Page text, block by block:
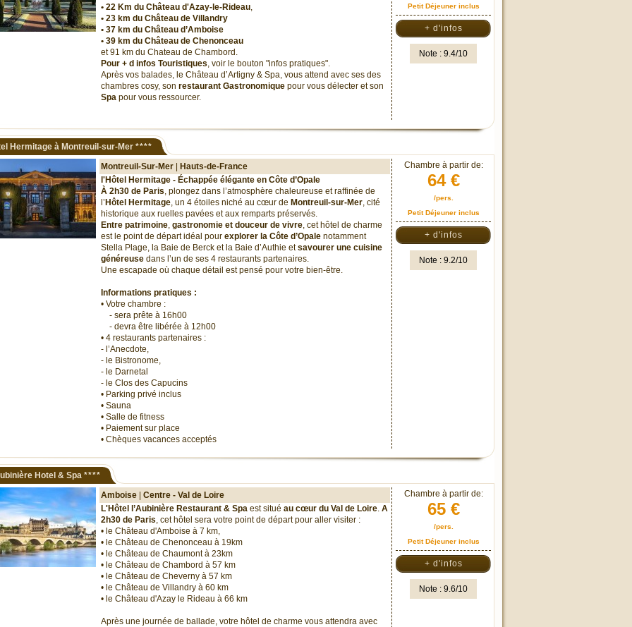
• 22 Km du Château d'Azay-le-Rideau,
• 23 km du Château de Villandry
• 37 km du Château d’Amboise
• 39 km du Château de Chenonceau
et 91 km du Chateau de Chambord.
Pour + d infos Touristiques, voir le bouton "infos pratiques".
Après vos balades, le Château d’Artigny & Spa, vous attend avec ses des
chambres cosy, son restaurant Gastronomique pour vous délecter et son
Spa pour vous ressourcer.
Petit Déjeuner inclus
+ d'infos
Note : 9.4/10
Hermitage à Montreuil-sur-Mer ****
Montreuil-Sur-Mer
Hauts-de-France
l'Hôtel Hermitage - Échappée élégante en Côte d’Opale
À 2h30 de Paris, plongez dans l’atmosphère chaleureuse et raffinée de
l’ Hôtel Hermitage, un 4 étoiles niché au cœur de Montreuil-sur-Mer, cité
historique aux ruelles pavées et aux remparts préservés.
Entre patrimoine, gastronomie et douceur de vivre, cet hôtel de charme
est le point de départ idéal pour explorer la Côte d’Opale notamment
Stella Plage, la Baie de Berck et la Baie d’Authie etsavourer une cuisine
généreuse dans l’un de ses 4 restaurants partenaires.
Une escapade où chaque détail est pensé pour votre bien-être.
Informations pratiques :
• Votre chambre :
- sera prête à 16h00
- devra être libérée à 12h00
• 4 restaurants partenaires :
- l’Anecdote,
- le Bistronome,
- le Darnetal
- le Clos des Capucins
• Parking privé inclus
• Sauna
• Salle de fitness
• Paiement sur place
• Chèques vacances acceptés
Chambre à partir de:
64 €
/pers.
Petit Déjeuner inclus
+ d'infos
Note : 9.2/10
Hotel & Spa ****
Amboise
Centre - Val de Loire
L'Hôtel l’Aubinière Restaurant & Spa est situé au cœur du Val de Loire. A
2h30 de Paris, cet hôtel sera votre point de départ pour aller visiter :
• le Château d'Amboise à 7 km,
• le Château de Chenonceau à 19km
• le Château de Chaumont à 23km
• le Château de Chambord à 57 km
• le Château de Cheverny à 57 km
• le Château de Villandry à 60 km
• le Château d'Azay le Rideau à 66 km
Après une journée de ballade, votre hôtel de charme vous attendra avec
Chambre à partir de:
65 €
/pers.
Petit Déjeuner inclus
+ d'infos
Note : 9.6/10